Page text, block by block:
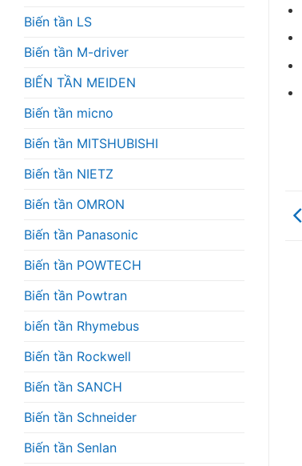
Biến tần LS
Biến tần M-driver
BIẾN TẦN MEIDEN
Biến tần micno
Biến tần MITSHUBISHI
Biến tần NIETZ
Biến tần OMRON
Biến tần Panasonic
Biến tần POWTECH
Biến tần Powtran
biến tần Rhymebus
Biến tần Rockwell
Biến tần SANCH
Biến tần Schneider
Biến tần Senlan